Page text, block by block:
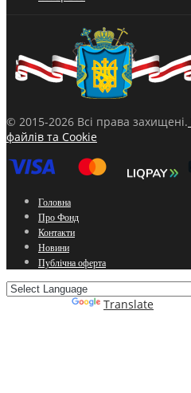
© 2015-2026 Всі права захищені.
файлів та Cookie
Головна
Про Фонд
Контакти
Новини
Публічна оферта
Translate